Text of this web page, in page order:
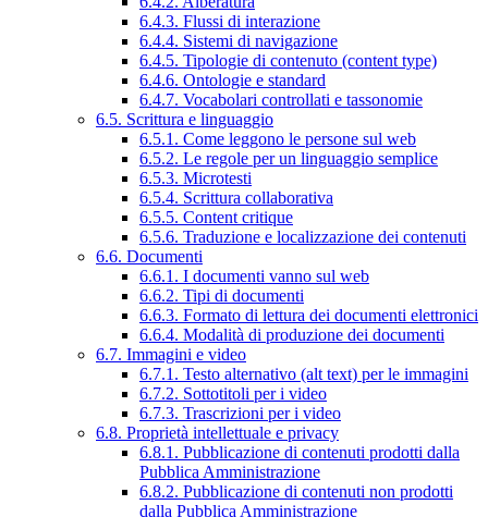
6.4.3. Flussi di interazione
6.4.4. Sistemi di navigazione
6.4.5. Tipologie di contenuto (content type)
6.4.6. Ontologie e standard
6.4.7. Vocabolari controllati e tassonomie
6.5. Scrittura e linguaggio
6.5.1. Come leggono le persone sul web
6.5.2. Le regole per un linguaggio semplice
6.5.3. Microtesti
6.5.4. Scrittura collaborativa
6.5.5. Content critique
6.5.6. Traduzione e localizzazione dei contenuti
6.6. Documenti
6.6.1. I documenti vanno sul web
6.6.2. Tipi di documenti
6.6.3. Formato di lettura dei documenti elettronici
6.6.4. Modalità di produzione dei documenti
6.7. Immagini e video
6.7.1. Testo alternativo (alt text) per le immagini
6.7.2. Sottotitoli per i video
6.7.3. Trascrizioni per i video
6.8. Proprietà intellettuale e privacy
6.8.1. Pubblicazione di contenuti prodotti dalla
Pubblica Amministrazione
6.8.2. Pubblicazione di contenuti non prodotti
dalla Pubblica Amministrazione